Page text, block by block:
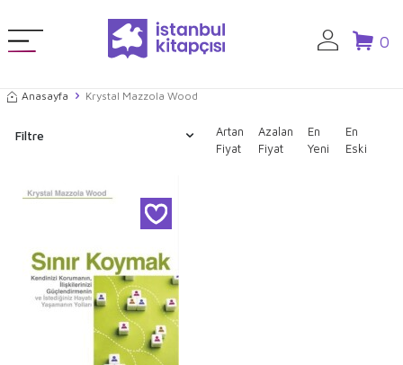
0
Anasayfa Krystal Mazzola Wood
Filtre
Artan
Fiyat
Azalan
Fiyat
En
Yeni
En
Eski